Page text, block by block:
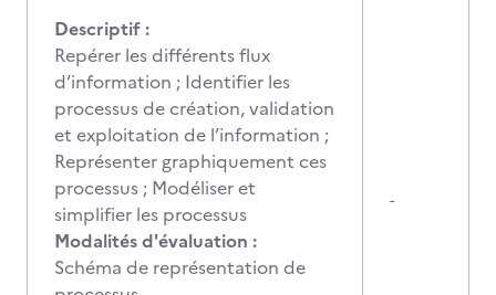
Descriptif :
Repérer les différents flux
d’information ; Identifier les
processus de création, validation
et exploitation de l’information ;
Représenter graphiquement ces
processus ; Modéliser et
simplifier les processus
Modalités d'évaluation :
Schéma de représentation de
-